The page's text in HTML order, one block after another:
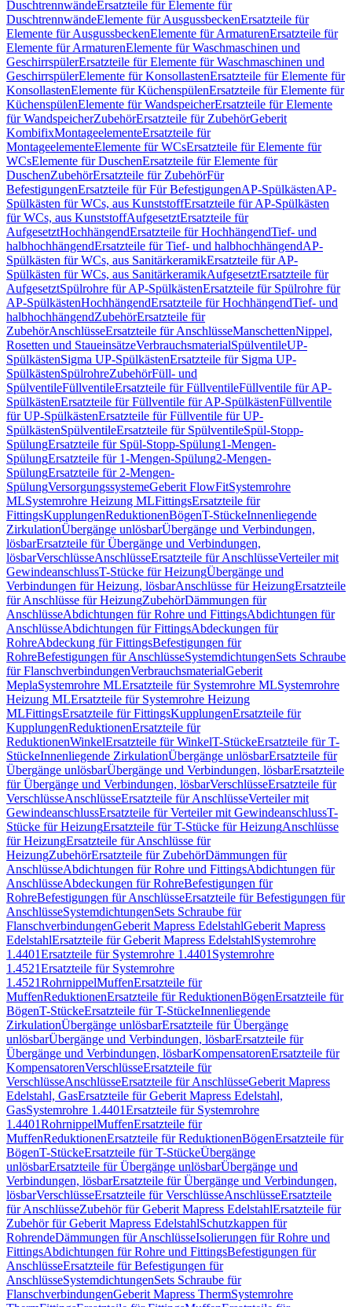
DuschtrennwändeErsatzteile für Elemente für
DuschtrennwändeElemente für AusgussbeckenErsatzteile für
Elemente für AusgussbeckenElemente für ArmaturenErsatzteile für
Elemente für ArmaturenElemente für Waschmaschinen und
GeschirrspülerErsatzteile für Elemente für Waschmaschinen und
GeschirrspülerElemente für KonsollastenErsatzteile für Elemente für
KonsollastenElemente für KüchenspülenErsatzteile für Elemente für
KüchenspülenElemente für WandspeicherErsatzteile für Elemente
für WandspeicherZubehörErsatzteile für ZubehörGeberit
KombifixMontageelementeErsatzteile für
MontageelementeElemente für WCsErsatzteile für Elemente für
WCsElemente für DuschenErsatzteile für Elemente für
DuschenZubehörErsatzteile für ZubehörFür
BefestigungenErsatzteile für Für BefestigungenAP-SpülkästenAP-
Spülkästen für WCs, aus KunststoffErsatzteile für AP-Spülkästen
für WCs, aus KunststoffAufgesetztErsatzteile für
AufgesetztHochhängendErsatzteile für HochhängendTief- und
halbhochhängendErsatzteile für Tief- und halbhochhängendAP-
Spülkästen für WCs, aus SanitärkeramikErsatzteile für AP-
Spülkästen für WCs, aus SanitärkeramikAufgesetztErsatzteile für
AufgesetztSpülrohre für AP-SpülkästenErsatzteile für Spülrohre für
AP-SpülkästenHochhängendErsatzteile für HochhängendTief- und
halbhochhängendZubehörErsatzteile für
ZubehörAnschlüsseErsatzteile für AnschlüsseManschettenNippel,
Rosetten und StaueinsätzeVerbrauchsmaterialSpülventileUP-
SpülkästenSigma UP-SpülkästenErsatzteile für Sigma UP-
SpülkästenSpülrohreZubehörFüll- und
SpülventileFüllventileErsatzteile für FüllventileFüllventile für AP-
SpülkästenErsatzteile für Füllventile für AP-SpülkästenFüllventile
für UP-SpülkästenErsatzteile für Füllventile für UP-
SpülkästenSpülventileErsatzteile für SpülventileSpül-Stopp-
SpülungErsatzteile für Spül-Stopp-Spülung1-Mengen-
SpülungErsatzteile für 1-Mengen-Spülung2-Mengen-
SpülungErsatzteile für 2-Mengen-
SpülungVersorgungssystemeGeberit FlowFitSystemrohre
MLSystemrohre Heizung MLFittingsErsatzteile für
FittingsKupplungenReduktionenBögenT-StückeInnenliegende
ZirkulationÜbergänge unlösbarÜbergänge und Verbindungen,
lösbarErsatzteile für Übergänge und Verbindungen,
lösbarVerschlüsseAnschlüsseErsatzteile für AnschlüsseVerteiler mit
GewindeanschlussT-Stücke für HeizungÜbergänge und
Verbindungen für Heizung, lösbarAnschlüsse für HeizungErsatzteile
für Anschlüsse für HeizungZubehörDämmungen für
AnschlüsseAbdichtungen für Rohre und FittingsAbdichtungen für
AnschlüsseAbdichtungen für FittingsAbdeckungen für
RohreAbdeckung für FittingsBefestigungen für
RohreBefestigungen für AnschlüsseSystemdichtungenSets Schraube
für FlanschverbindungenVerbrauchsmaterialGeberit
MeplaSystemrohre MLErsatzteile für Systemrohre MLSystemrohre
Heizung MLErsatzteile für Systemrohre Heizung
MLFittingsErsatzteile für FittingsKupplungenErsatzteile für
KupplungenReduktionenErsatzteile für
ReduktionenWinkelErsatzteile für WinkelT-StückeErsatzteile für T-
StückeInnenliegende ZirkulationÜbergänge unlösbarErsatzteile für
Übergänge unlösbarÜbergänge und Verbindungen, lösbarErsatzteile
für Übergänge und Verbindungen, lösbarVerschlüsseErsatzteile für
VerschlüsseAnschlüsseErsatzteile für AnschlüsseVerteiler mit
GewindeanschlussErsatzteile für Verteiler mit GewindeanschlussT-
Stücke für HeizungErsatzteile für T-Stücke für HeizungAnschlüsse
für HeizungErsatzteile für Anschlüsse für
HeizungZubehörErsatzteile für ZubehörDämmungen für
AnschlüsseAbdichtungen für Rohre und FittingsAbdichtungen für
AnschlüsseAbdeckungen für RohreBefestigungen für
RohreBefestigungen für AnschlüsseErsatzteile für Befestigungen für
AnschlüsseSystemdichtungenSets Schraube für
FlanschverbindungenGeberit Mapress EdelstahlGeberit Mapress
EdelstahlErsatzteile für Geberit Mapress EdelstahlSystemrohre
1.4401Ersatzteile für Systemrohre 1.4401 Systemrohre
1.4521Ersatzteile für Systemrohre
1.4521RohrnippelMuffenErsatzteile für
MuffenReduktionenErsatzteile für ReduktionenBögenErsatzteile für
BögenT-StückeErsatzteile für T-StückeInnenliegende
ZirkulationÜbergänge unlösbarErsatzteile für Übergänge
unlösbarÜbergänge und Verbindungen, lösbarErsatzteile für
Übergänge und Verbindungen, lösbarKompensatorenErsatzteile für
KompensatorenVerschlüsseErsatzteile für
VerschlüsseAnschlüsseErsatzteile für AnschlüsseGeberit Mapress
Edelstahl, GasErsatzteile für Geberit Mapress Edelstahl,
GasSystemrohre 1.4401Ersatzteile für Systemrohre
1.4401RohrnippelMuffenErsatzteile für
MuffenReduktionenErsatzteile für ReduktionenBögenErsatzteile für
BögenT-StückeErsatzteile für T-StückeÜbergänge
unlösbarErsatzteile für Übergänge unlösbarÜbergänge und
Verbindungen, lösbarErsatzteile für Übergänge und Verbindungen,
lösbarVerschlüsseErsatzteile für VerschlüsseAnschlüsseErsatzteile
für AnschlüsseZubehör für Geberit Mapress EdelstahlErsatzteile für
Zubehör für Geberit Mapress EdelstahlSchutzkappen für
RohrendeDämmungen für AnschlüsseIsolierungen für Rohre und
FittingsAbdichtungen für Rohre und FittingsBefestigungen für
AnschlüsseErsatzteile für Befestigungen für
AnschlüsseSystemdichtungenSets Schraube für
FlanschverbindungenGeberit Mapress ThermSystemrohre